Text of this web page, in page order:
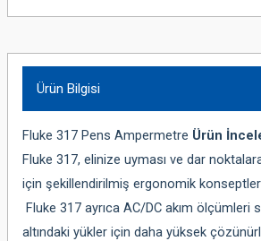
Ürün Bilgisi
Fluke 317 Pens Ampermetre Ürün
Fluke 317, elinize uyması ve dar
için şekillendirilmiş ergonomik
Fluke 317 ayrıca AC/DC akım ölçümleri
altındaki yükler için daha yüksek